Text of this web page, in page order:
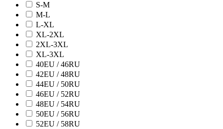
S-M
M-L
L-XL
XL-2XL
2XL-3XL
XL-3XL
40EU / 46RU
42EU / 48RU
44EU / 50RU
46EU / 52RU
48EU / 54RU
50EU / 56RU
52EU / 58RU